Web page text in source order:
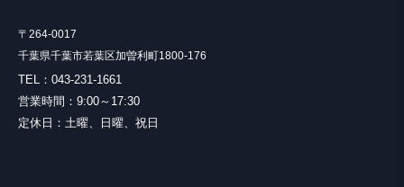
当社は、個人情報の正確性及び安全性確保のために、セキュリティに万
全の対策を講じています。
〒264-0017
千葉県千葉市若葉区加曽利町1800-176
TEL：043-231-1661
営業時間：9:00～17:30
定休日：土曜、日曜、祝日